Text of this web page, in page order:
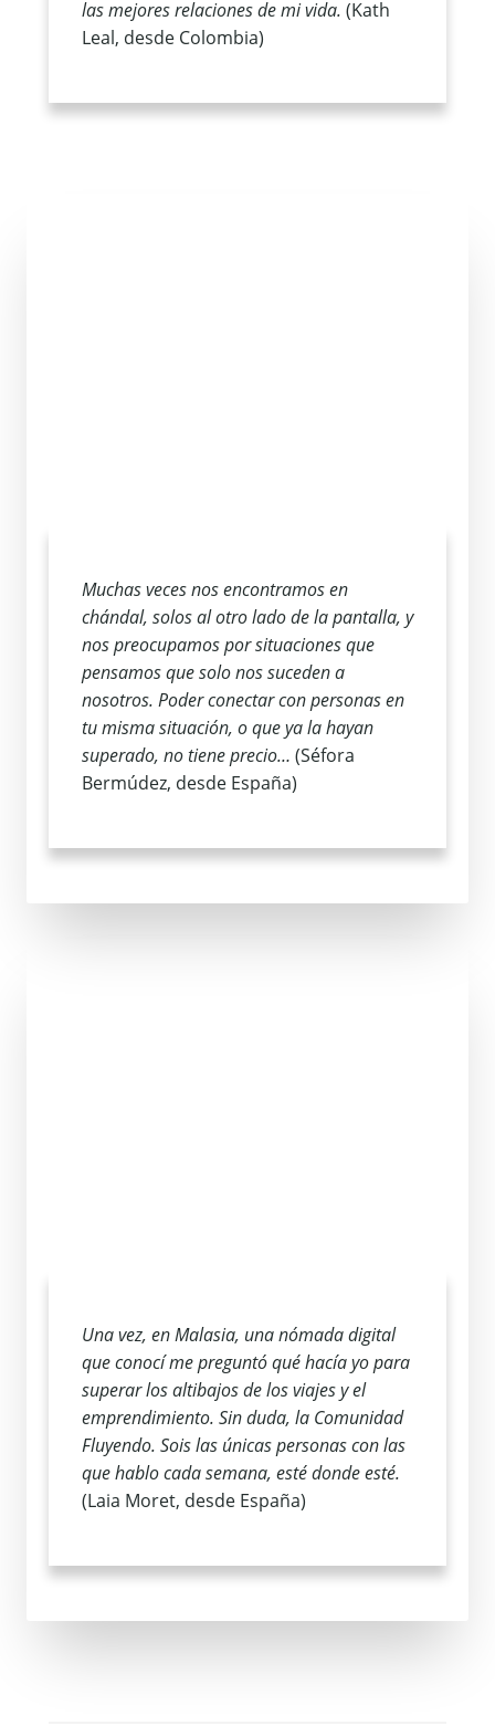
las mejores relaciones de mi vida. (Kath
Leal, desde Colombia)
Muchas veces nos encontramos en
chándal, solos al otro lado de la pantalla, y
nos preocupamos por situaciones que
pensamos que solo nos suceden a
nosotros. Poder conectar con personas en
tu misma situación, o que ya la hayan
superado, no tiene precio… (Séfora
Bermúdez, desde España)
Una vez, en Malasia, una nómada digital
que conocí me preguntó qué hacía yo para
superar los altibajos de los viajes y el
emprendimiento. Sin duda, la Comunidad
Fluyendo. Sois las únicas personas con las
que hablo cada semana, esté donde esté.
(Laia Moret, desde España)